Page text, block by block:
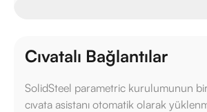
Cıvatalı Bağlantılar
SolidSteel parametric kurulumunun
cıvata asistanı otomatik olarak